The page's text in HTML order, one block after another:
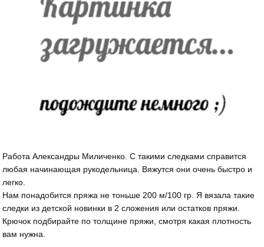
Работа Александры Миличенко. С такими следками справится
любая начинающая рукодельница. Вяжутся они очень быстро и
легко.
Нам понадобится пряжа не тоньше 200 м/100 гр. Я вязала такие
следки из детской новинки в 2 сложения или остатков пряжи.
Крючок подбирайте по толщине пряжи, смотря какая плотность
вам нужна.